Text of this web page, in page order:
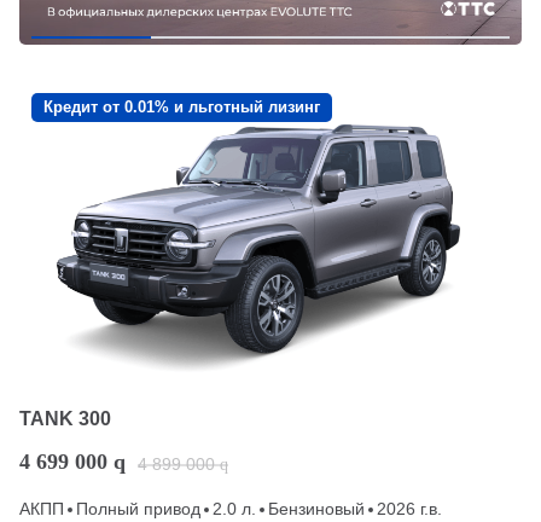
Кредит от 0.01% и льготный лизинг
TANK 300
4 699 000 q 4 899 000 q
АКПП Полный привод 2.0 л. Бензиновый
2026 г.в.